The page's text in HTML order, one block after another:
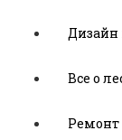
Дизайн
Все о
Ремонт